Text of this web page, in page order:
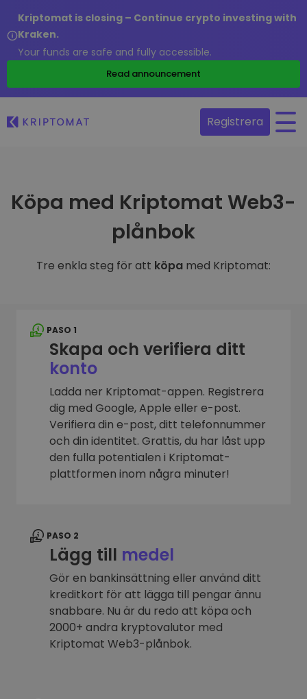
Kriptomat is closing – Continue crypto investing with
Kraken.
Your funds are safe and fully accessible.
Read announcement
Registrera
Köpa med Kriptomat Web3-
plånbok
Tre enkla steg för att köpa med Kriptomat:
PASO 1
Skapa och verifiera ditt
konto
Ladda ner Kriptomat-appen. Registrera
dig med Google, Apple eller e-post.
Verifiera din e-post, ditt telefonnummer
och din identitet. Grattis, du har låst upp
den fulla potentialen i Kriptomat-
plattformen inom några minuter!
PASO 2
Lägg till medel
Gör en bankinsättning eller använd ditt
kreditkort för att lägga till pengar ännu
snabbare. Nu är du redo att köpa och
2000+ andra kryptovalutor med
Kriptomat Web3-plånbok.